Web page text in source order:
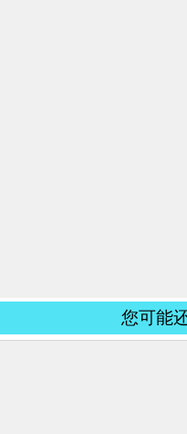
您可能